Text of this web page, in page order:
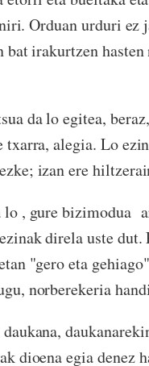
Orduan urduri ez
bat irakurtzen
da lo egitea,
alegia. Lo
izan ere
, gure bizimodua
direla uste dut.
"gero eta
norberekeria
dioena egia denez